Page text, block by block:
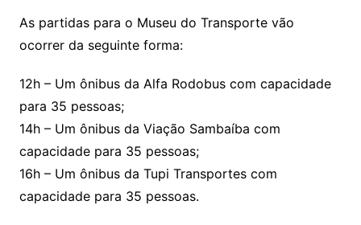
As partidas para o Museu do Transporte vão
ocorrer da seguinte forma:
12h – Um ônibus da Alfa Rodobus com capacidade
para 35 pessoas;
14h – Um ônibus da Viação Sambaíba com
capacidade para 35 pessoas;
16h – Um ônibus da Tupi Transportes com
capacidade para 35 pessoas.